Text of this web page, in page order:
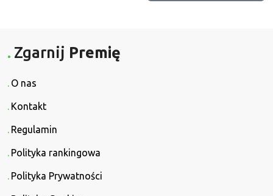
Zgarnij Premię
O nas
Kontakt
Regulamin
Polityka rankingowa
Polityka Prywatności